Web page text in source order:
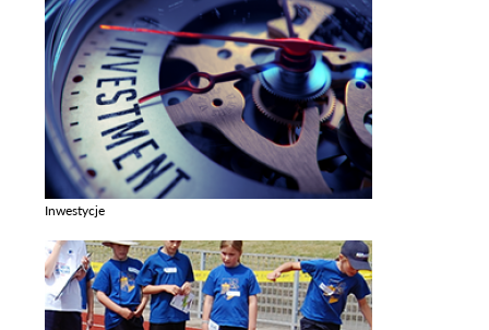
Inwestycje